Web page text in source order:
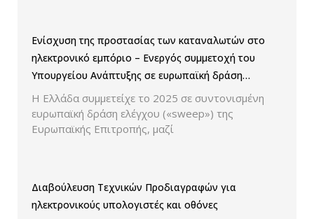
Ενίσχυση της προστασίας των καταναλωτών στο
ηλεκτρονικό εμπόριο – Ενεργός συμμετοχή του
Υπουργείου Ανάπτυξης σε ευρωπαϊκή δράση
ελέγχου παρουσίασης των τιμών και των
εκπτώσεων.
Η Ελλάδα συμμετείχε το 2025 σε συντονισμένη
ευρωπαϊκή δράση ελέγχου («sweep») της
Ευρωπαϊκής Επιτροπής, μαζί
Διαβούλευση Τεχνικών Προδιαγραφών για
ηλεκτρονικούς υπολογιστές και οθόνες